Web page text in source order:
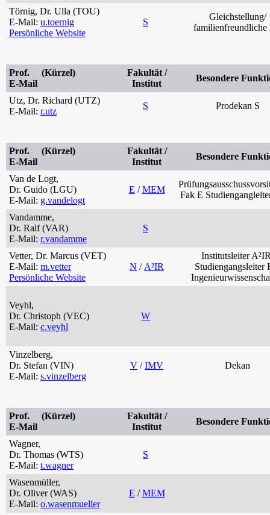
Törnig, Dr. Ulla (TOU)
E-Mail: u.toernig
Persönliche Website
S
Gleichstellung/
familienfreundliche
Prof. (Kürzel)
E-Mail
Fakultät /
Institut
Besondere
Utz, Dr. Richard (UTZ)
E-Mail: r.utz
S Prodekan S
Prof. (Kürzel)
E-Mail
Fakultät /
Institut
Besondere
Van de Logt,
Dr. Guido (LGU)
E-Mail: g.vandelogt
E /MEM
Fak E
Vandamme,
Dr. Ralf (VAR)
E-Mail: r.vandamme
S
Vetter, Dr. Marcus (VET)
E-Mail: m.vetter
Persönliche Website
N / A²IR
Institutsleiter
Studiengangsleiter
Veyhl,
Dr. Christoph (VEC)
E-Mail: c.veyhl
W
Vinzelberg,
Dr. Stefan (VIN)
E-Mail: s.vinzelberg
V /IMV Dekan
Prof. (Kürzel)
E-Mail
Fakultät /
Institut
Besondere
Wagner,
Dr. Thomas (WTS)
E-Mail: t.wagner
S
Wasenmüller,
Dr. Oliver (WAS)
E-Mail: o.wasenmueller
E /MEM